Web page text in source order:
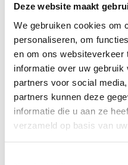
Deze website maakt
We gebruiken cookies om
personaliseren, om
en om ons websiteverkeer
informatie over uw
partners voor social
partners kunnen deze
informatie die u aan ze
verzameld op basis van
eenvoudig afhangen met alle
puntsluiting op de gewenste
deur wordt dan direct arm
de deur voorzien van
e-mail.
Extra bewerkingen
Op bestelling kan Austria kan
een 3-puntsluiting en een
De hoogte van eenslotgat of
standaard hoogte
op een hoogte van 105 cm